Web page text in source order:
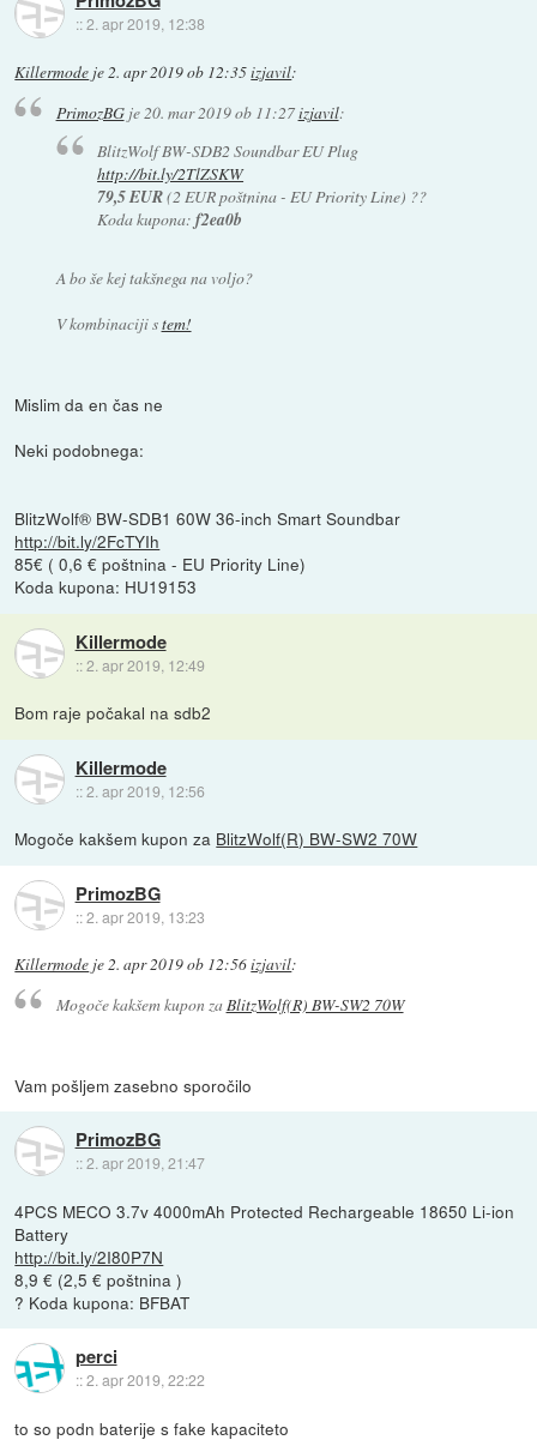
::2. apr 2019, 12:38
Killermode je2. apr 2019 ob 12:35izjavil:
PrimozBGje 20. mar 2019 ob 11:27izjavil:
BlitzWolf BW-SDB2 Soundbar EU Plug
http://bit.ly/2TlZSKW
79,5 EUR(2 EUR poštnina - EU Priority Line) ??
Koda kupona:f2ea0b
A bo še kej takšnega na voljo?
V kombinaciji stem!
Mislim da en čas ne
Neki podobnega:
BlitzWolf® BW-SDB1 60W 36-inch Smart Soundbar
http://bit.ly/2FcTYIh
85€ ( 0,6 € poštnina - EU Priority Line)
Koda kupona: HU19153
Killermode
::2. apr 2019, 12:49
Bom raje počakal na sdb2
Killermode
::2. apr 2019, 12:56
Mogoče kakšem kupon za BlitzWolf(R) BW-SW2 70W
PrimozBG
::2. apr 2019, 13:23
Killermode je2. apr 2019 ob 12:56izjavil:
Mogoče kakšem kupon zaBlitzWolf(R) BW-SW2 70W
Vam pošljem zasebno sporočilo
PrimozBG
::2. apr 2019, 21:47
4PCS MECO 3.7v 4000mAh Protected Rechargeable 18650 Li-ion
Battery
http://bit.ly/2I80P7N
8,9 € (2,5 € poštnina )
? Koda kupona: BFBAT
perci
::2. apr 2019, 22:22
to so podn baterije s fake kapaciteto